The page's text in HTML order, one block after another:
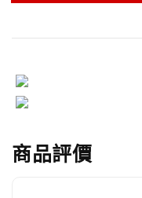
商品評價